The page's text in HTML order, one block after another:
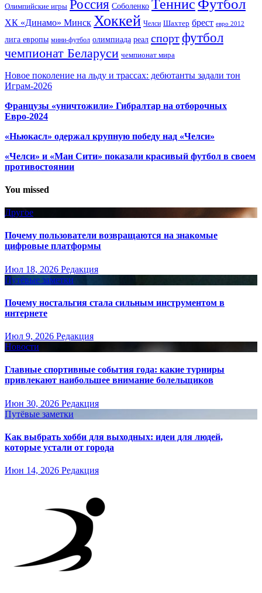
Олимпийские игры Россия Соболенко Теннис
ХК «Динамо» Минск Хоккей Челси Шахтер брест евро 2012
лига европы мини-футбол олимпиада реал спортфутбол
чемпионат Беларуси чемпионат мира
Новое поколение на льду и трассах: дебютанты задали тон
Играм-2026
Французы «уничтожили» Гибралтар на отборочных
Евро-2024
«Ньюкасл» одержал крупную победу над «Челси»
«Челси» и «Ман Сити» показали красивый футбол в своем
противостоянии
You missed
Другое
Почему пользователи возвращаются на знакомые
цифровые платформы
Июл 18, 2026 Редакция
Путёвые заметки
Почему ностальгия стала сильным инструментом в
интернете
Июл 9, 2026 Редакция
Новости
Главные спортивные события года: какие турниры
привлекают наибольшее внимание болельщиков
Июн 30, 2026 Редакция
Путёвые заметки
Как выбрать хобби для выходных: идеи для людей,
которые устали от города
Июн 14, 2026 Редакция